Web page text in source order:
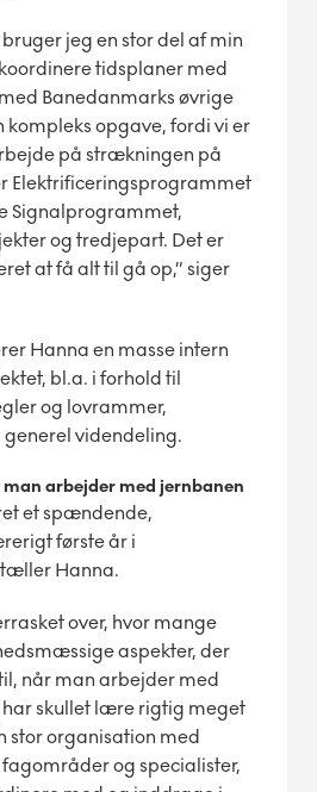
jeg en stor del af min
tidsplaner med
Banedanmarks øvrige
kompleks opgave, fordi vi er
på strækningen på
Elektrificeringsprogrammet
Signalprogrammet,
og tredjepart. Det er
at få alt til gå op,” siger
Hanna en masse intern
bl.a. i forhold til
og lovrammer,
videndeling.
arbejder med jernbanen
et spændende,
første år i
Hanna.
over, hvor mange
aspekter, der
når man arbejder med
skullet lære rigtig meget
stor organisation med
og specialister,